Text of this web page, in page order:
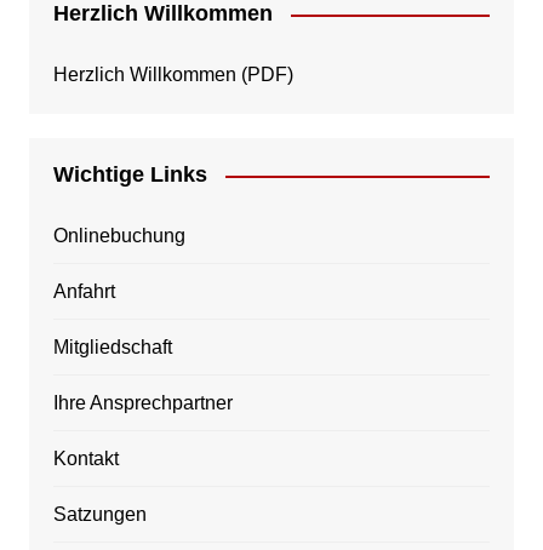
Herzlich Willkommen
Herzlich Willkommen (PDF)
Wichtige Links
Onlinebuchung
Anfahrt
Mitgliedschaft
Ihre Ansprechpartner
Kontakt
Satzungen